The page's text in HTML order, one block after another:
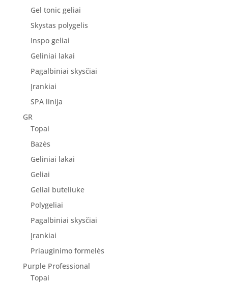
Gel tonic geliai
Skystas polygelis
Inspo geliai
Geliniai lakai
Pagalbiniai skysčiai
Įrankiai
SPA linija
GR
Topai
Bazės
Geliniai lakai
Geliai
Geliai buteliuke
Polygeliai
Pagalbiniai skysčiai
Įrankiai
Priauginimo formelės
Purple Professional
Topai